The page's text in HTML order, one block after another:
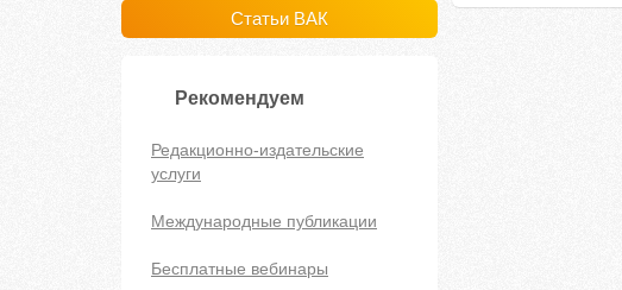
Статьи ВАК
Рекомендуем
Редакционно-издательские
услуги
Международные публикации
Бесплатные вебинары